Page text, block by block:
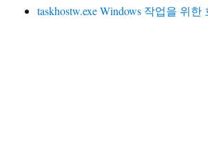
taskhostw.exe Windows 작업을 위